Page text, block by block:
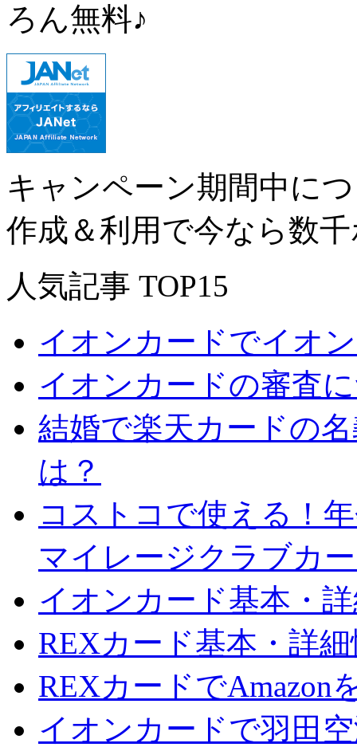
ろん無料♪
キャンペーン期間中に
作成＆利用で今なら数
人気記事 TOP15
イオンカードでイオ
イオンカードの審査
結婚で楽天カードの
は？
コストコで使える！
マイレージクラブカ
イオンカード基本・
REXカード基本・詳
REXカードでAmazon
イオンカードで羽田